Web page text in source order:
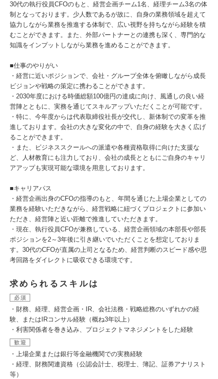
30代の執行役員CFOのもと、経営企画チーム1名、経理チーム3名の体
制となっております。少人数であるが故に、自身の業務領域を超えて
協力しながら業務を推進する体制で、広い視野を持ちながら経験を積
むことができます。また、外部パートナーとの連携も深く、専門的な
知識をインプットしながら業務を進めることができます。
■仕事のやりがい
・経営に近いポジションで、会社・グループ全体を俯瞰しながら成長
ビジョンや戦略の策定に携わることができます。
・2030年度における時価総額100億円の達成に向け、風通しの良い経
営陣とともに、実務を通じてスキルアップいただくことが可能です。
・特に、今年度からは代表取締役社長が交代し、新体制での変革を推
進しております。会社の大きな変化の中で、自身の経験を大きく広げ
ることができます。
・また、ビジネススクールへの派遣や各種資格取得に向けた支援な
ど、人材教育にも注力しており、会社の成長とともにご自身のキャリ
アアップも実現可能な環境を用意しております。
■キャリアパス
・経営企画出身のCFOの指導のもと、年間を通じた上場企業としての
業務を経験いただきながら、経営戦略に紐づくプロジェクトに参加い
ただき、経営陣と近い距離で推進していただきます。
・現在、執行役員CFOが兼務している、経営企画領域の本部長や部長
ポジションを2～3年後に引き継いでいただくことを想定しておりま
す。30代のCFOが直属の上司となるため、経営判断のスピード感や思
考回路をダイレクトに吸収できる環境です。
求められるスキルは
必須
・財務、経理、経営企画・IR、会社法務・戦略総務のいずれかの経
験、またはIRコンサル経験（概ね3年以上）
・利害関係者を巻き込み、プロジェクトマネジメントをした経験
歓迎
・上場企業または銀行等金融機関での実務経験
・経理、財務関連資格（公認会計士、税理士、簿記、証券アナリスト
等）